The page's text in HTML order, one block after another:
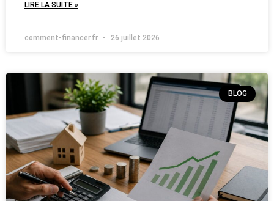
LIRE LA SUITE »
comment-financer.fr 26 juillet 2026
BLOG